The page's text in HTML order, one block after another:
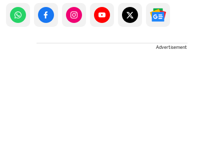
Advertisement